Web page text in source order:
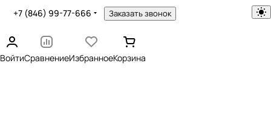
+7 (846) 99-77-666 Заказать звонок
ВойтиСравнениеИзбранноеКорзина